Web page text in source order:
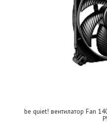
be quiet! вентилатор Fan